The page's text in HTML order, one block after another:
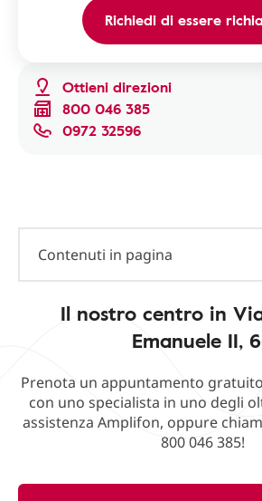
Ottieni direzioni
800 046 385
0972 32596
Richiedi di essere
Contenuti in pagina
Il nostro centro in
Emanuele II,
Prenota un appuntamento
con uno specialista in uno degli
assistenza Amplifon, oppure
800 046 385!